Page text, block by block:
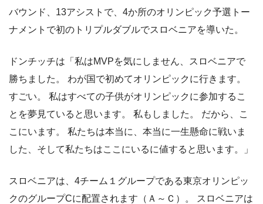
バウンド、13アシストで、4か所のオリンピック予選トー
ナメントで初のトリプルダブルでスロベニアを導いた。
ドンチッチは「私はMVPを気にしません、スロベニアで
勝ちました。 わが国で初めてオリンピックに行きます。
すごい。 私はすべての子供がオリンピックに参加するこ
とを夢見ていると思います。 私もしました。 だから、こ
こにいます。 私たちは本当に、本当に一生懸命に戦いま
した、そして私たちはここにいるに値すると思います。」
スロベニアは、4チーム１グループである東京オリンピッ
クのグループCに配置されます（Ａ～Ｃ）。 スロベニアは